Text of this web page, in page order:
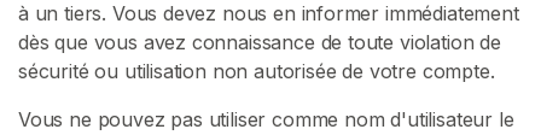
à un tiers. Vous devez nous en informer immédiatement
dès que vous avez connaissance de toute violation de
sécurité ou utilisation non autorisée de votre compte.
Vous ne pouvez pas utiliser comme nom d'utilisateur le